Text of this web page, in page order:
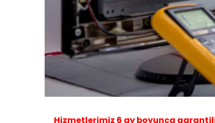
Hizmetlerimiz 6 ayboyunca